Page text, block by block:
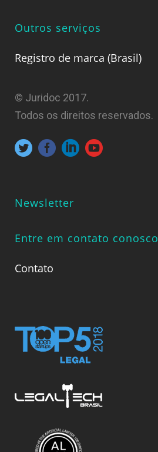
Outros serviços
Registro de marca (Brasil)
© Juridoc 2017.
Todos os direitos reservados.
Newsletter
Entre em contato conosco
Contato